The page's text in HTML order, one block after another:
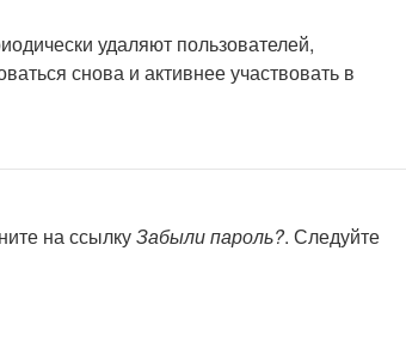
удаляют пользователей,
снова и активнее участвовать в
на ссылкуЗабыли пароль?. Следуйте